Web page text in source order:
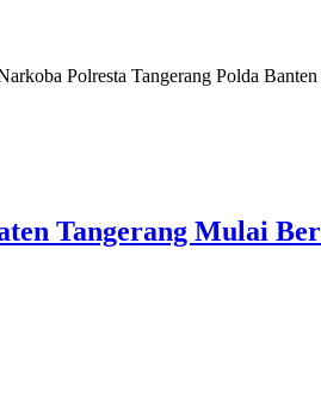
Polresta Tangerang Polda
Tangerang Mulai